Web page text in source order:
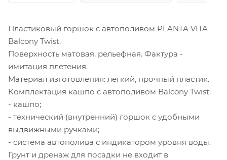
Пластиковый горшок с автополивом PLANTA VITA
Balcony Twist.
Поверхность матовая, рельефная. Фактура -
имитация плетения.
Материал изготовления: легкий, прочный пластик.
Комплектация кашпо с автополивом Balcony Twist:
- кашпо;
- технический (внутренний) горшок с удобными
выдвижными ручками;
- система автополива с индикатором уровня воды.
Грунт и дренаж для посадки не входит в